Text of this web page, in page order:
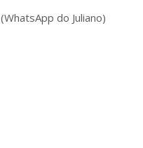
(WhatsApp do Juliano)